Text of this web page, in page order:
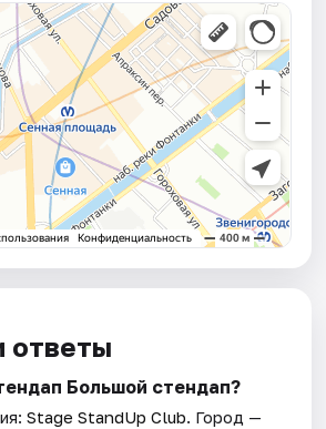
ответы
Большой стендап?
Stage StandUp Club. Город —